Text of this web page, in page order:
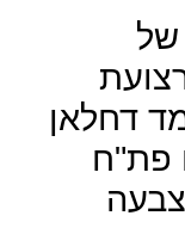
של
דחלאן
פת"ח